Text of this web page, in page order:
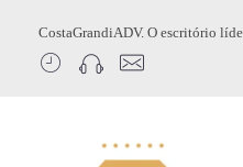
CostaGrandiADV. O escritório